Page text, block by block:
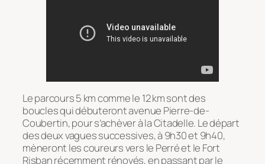
Le parcours 5 km comme le 12 km sont des
boucles qui débuteront avenue Pierre-de-
Coubertin, pour s’achèver à la Citadelle. Le départ
des deux vagues successives, à 9h30 et 9h40,
mèneront les coureurs vers le Perré et le Fort
Risban récemment rénovés, en passant par le